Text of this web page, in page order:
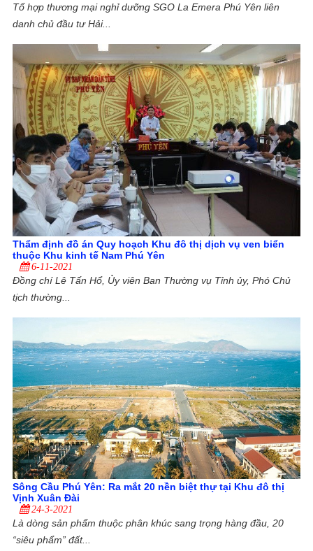
Tổ hợp thương mại nghỉ dưỡng SGO La Emera Phú Yên liên
danh chủ đầu tư Hải...
Thẩm định đồ án Quy hoạch Khu đô thị dịch vụ ven biển
thuộc Khu kinh tế Nam Phú Yên
6-11-2021
Đồng chí Lê Tấn Hổ, Ủy viên Ban Thường vụ Tỉnh ủy, Phó Chủ
tịch thường...
Sông Cầu Phú Yên: Ra mắt 20 nền biệt thự tại Khu đô thị
Vịnh Xuân Đài
24-3-2021
Là dòng sản phẩm thuộc phân khúc sang trọng hàng đầu, 20
“siêu phẩm” đất...